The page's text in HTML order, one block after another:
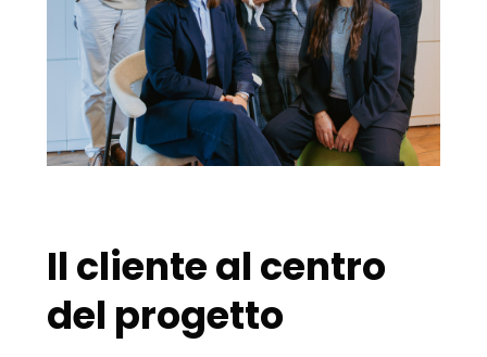
Il cliente al centro
del progetto